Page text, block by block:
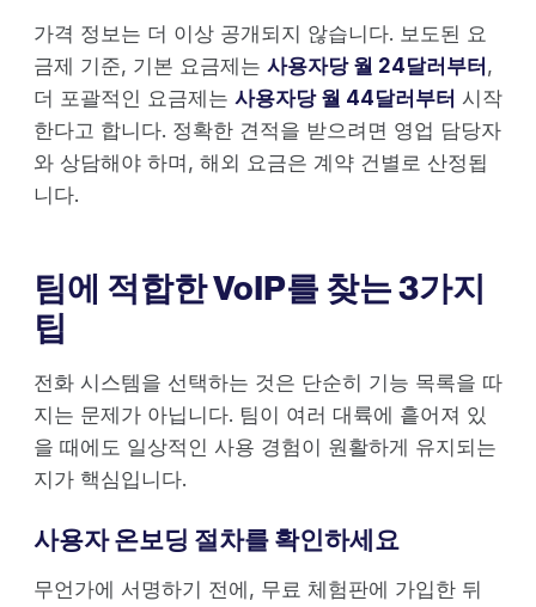
가격 정보는 더 이상 공개되지 않습니다. 보도된 요
금제 기준, 기본 요금제는 사용자당 월 24달러부터,
더 포괄적인 요금제는 사용자당 월 44달러부터 시작
한다고 합니다. 정확한 견적을 받으려면 영업 담당자
와 상담해야 하며, 해외 요금은 계약 건별로 산정됩
니다.
팀에 적합한 VoIP를 찾는 3가지
팁
전화 시스템을 선택하는 것은 단순히 기능 목록을 따
지는 문제가 아닙니다. 팀이 여러 대륙에 흩어져 있
을 때에도 일상적인 사용 경험이 원활하게 유지되는
지가 핵심입니다.
사용자 온보딩 절차를 확인하세요
무언가에 서명하기 전에, 무료 체험판에 가입한 뒤